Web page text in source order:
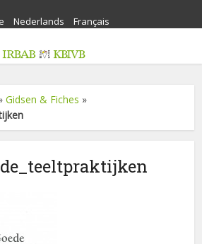
Nederlands Français
Gidsen & Fiches »